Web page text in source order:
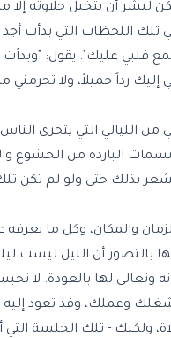
لبشر أن يتخيل حلاوته
اللحظات التي بدأت أجد
قلبي عليك". يقول:
إليك رداً جميلاً، ولا
الليالي التي يتحرى
الباردة من
بذلك حتى ولو لم تكن تلك
والمكان، وكل ما نعرفه
بالتصور أن الليل ليست
وتعالى لها بالعودة. لا
شغلك وعملك، وقد تعود
ولكنك - تلك الجلسة